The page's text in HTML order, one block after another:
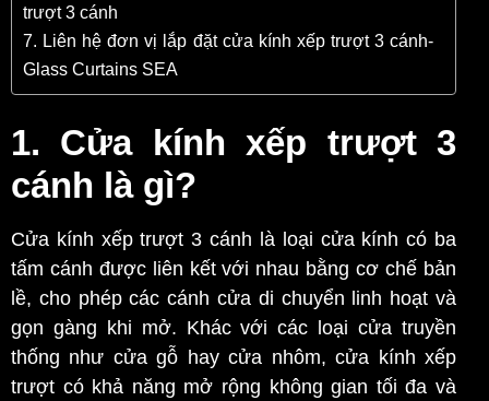
trượt 3 cánh
7. Liên hệ đơn vị lắp đặt cửa kính xếp trượt 3 cánh-
Glass Curtains SEA
1. Cửa kính xếp trượt 3
cánh là gì?
Cửa kính xếp trượt 3 cánh là loại cửa kính có ba
tấm cánh được liên kết với nhau bằng cơ chế bản
lề, cho phép các cánh cửa di chuyển linh hoạt và
gọn gàng khi mở. Khác với các loại cửa truyền
thống như cửa gỗ hay cửa nhôm, cửa kính xếp
trượt có khả năng mở rộng không gian tối đa và